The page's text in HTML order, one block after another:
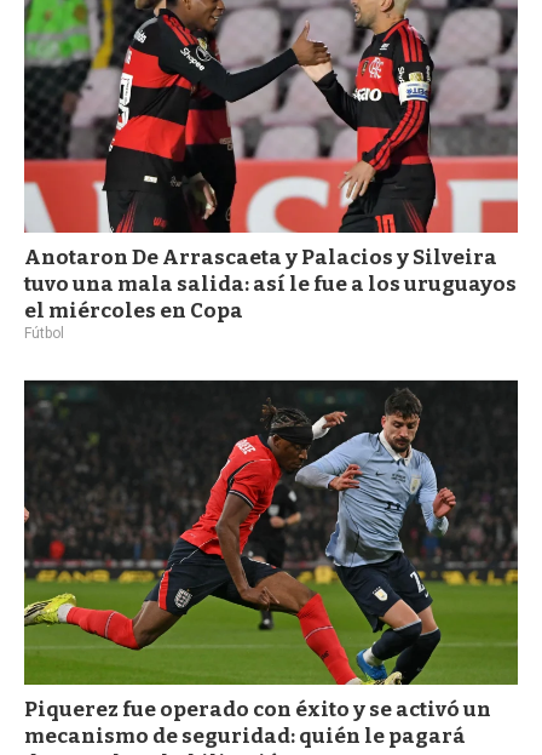
Anotaron De Arrascaeta y Palacios y Silveira
tuvo una mala salida: así le fue a los uruguayos
el miércoles en Copa
Fútbol
Piquerez fue operado con éxito y se activó un
mecanismo de seguridad: quién le pagará